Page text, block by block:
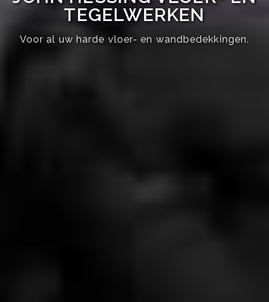
TEGELWERKEN
Voor al uw harde vloer- en wandbedekkingen.